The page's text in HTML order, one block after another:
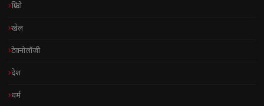
क्रिप्टो
खेल
टेक्नोलॉजी
देश
धर्म